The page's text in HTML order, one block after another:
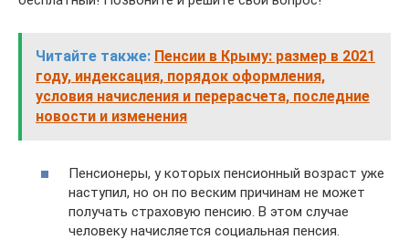
Читайте также: Пенсии в Крыму: размер в 2021
году, индексация, порядок оформления,
условия начисления и перерасчета, последние
новости и изменения
Пенсионеры, у которых пенсионный возраст уже
наступил, но он по веским причинам не может
получать страховую пенсию. В этом случае
человеку начисляется социальная пенсия.